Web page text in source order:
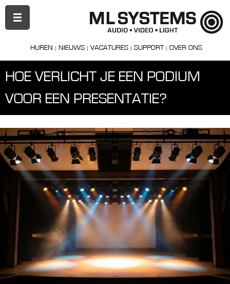
HUREN NIEUWS VACATURES SUPPORT OVER ONS
PRIMAIR
MENU
HOE VERLICHT JE EEN PODIUM
VOOR EEN PRESENTATIE?